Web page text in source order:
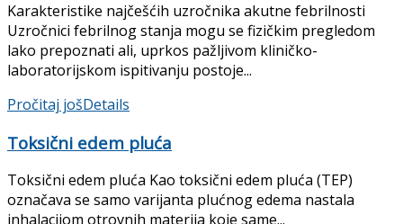
Karakteristike najčešćih uzročnika akutne febrilnosti
Uzročnici febrilnog stanja mogu se fizič­kim pregledom
lako prepoznati ali, uprkos pažljivom kliničko-
laboratorijskom ispiti­vanju postoje...
Pročitaj jošDetails
Toksični edem pluća
Toksični edem pluća Kao toksični edem pluća (TEP)
označava se samo varijanta plućnog edema nastala
inhalacijom otrovnih materija koje same...